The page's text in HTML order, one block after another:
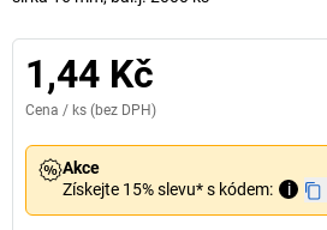
1,44 Kč
Cena / ks (bez DPH)
Akce
Získejte 15% slevu* s kódem:
i